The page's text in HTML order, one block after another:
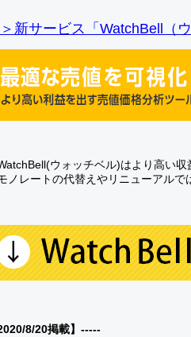
＞新サービス「WatchBell（
ウォッチベル)はより高い
ノレートの代替えやリニューアルで
2020/8/20掲載】-----